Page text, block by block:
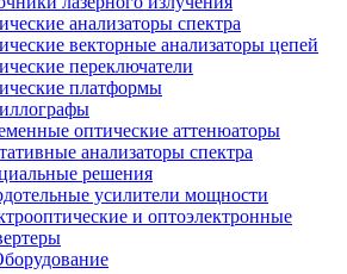
анализаторы спектра
векторные анализаторы цепей
переключатели
платформы
оптические аттенюаторы
анализаторы спектра
решения
усилители мощности
и оптоэлектронные